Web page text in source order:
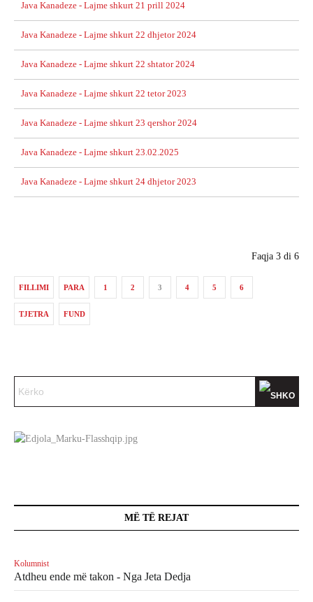
Java Kanadeze - Lajme shkurt 21 prill 2024
Java Kanadeze - Lajme shkurt 22 dhjetor 2024
Java Kanadeze - Lajme shkurt 22 shtator 2024
Java Kanadeze - Lajme shkurt 22 tetor 2023
Java Kanadeze - Lajme shkurt 23 qershor 2024
Java Kanadeze - Lajme shkurt 23.02.2025
Java Kanadeze - Lajme shkurt 24 dhjetor 2023
Faqja 3 di 6
FILLIMI PARA 1 2 3 4 5 6
TJETRA FUND
MË TË REJAT
Kolumnist
Atdheu ende më takon - Nga Jeta Dedja